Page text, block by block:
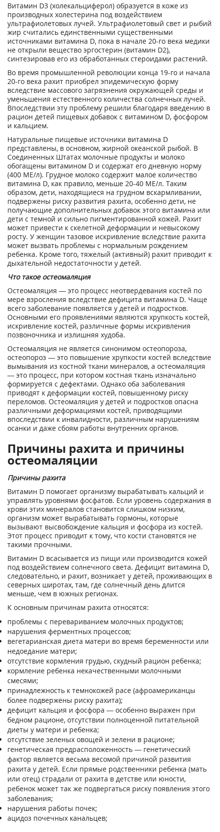
Витамин D3 (холекальциферол) образуется в коже из
производных холестерина под воздействием
ультрафиолетовых лучей. Ультрафиолетовый свет и рыбий
жир считались единственными существенными
источниками витамина D, пока в начале 20-го века медики
не открыли вещество эргостерин (витамин D2),
синтезировав его из обработанных стероидами растений.
Во время промышленной революции конца 19-го и начала
20-го века рахит приобрел эпидемическую форму
вследствие массового загрязнения окружающей среды и
уменьшения естественного количества солнечных лучей.
Впоследствии эту проблему решили благодаря введению в
рацион детей пищевых добавок с витамином D, фосфором
и кальцием.
Натуральные пищевые источники витамина D
представлены, в основном, жирной океанской рыбой. В
Соединенных Штатах молочные продукты и молоко
обогащены витамином D и содержат его дневную норму
(400 МЕ/л). Грудное молоко содержит малое количество
витамина D, как правило, меньше 20-40 МЕ/л. Таким
образом, дети, находящиеся на грудном вскармливании,
подвержены риску развития рахита, особенно дети, не
получающие дополнительных добавок этого витамина или
дети с темной и сильно пигментированной кожей. Рахит
может привести к скелетной деформации и невысокому
росту. У женщин тазовое искривление вследствие рахита
может вызвать проблемы с нормальным рождением
ребенка. Кроме того, тяжелый (активный) рахит приводит к
дыхательной недостаточности у детей.
Что такое остеомаляция
Остеомаляция — это процесс неотвердевания костей по
мере взросления вследствие дефицита витамина D. Чаще
всего заболевание появляется у детей и подростков.
Основными его проявлениями являются хрупкость костей,
искривление костей, различные формы искривления
позвоночника и излишняя худоба.
Остеомаляция не является синонимом остеопороза,
остеопороз — это повышение хрупкости костей вследствие
вымывания из костной ткани минералов, а остеомаляция
— это процесс, при котором костная ткань изначально
формируется с дефектами. Однако оба заболевания
приводят к деформации костей, повышенному риску
переломов. Остеомаляция у детей и подростков опасна
различными деформациями костей, приводящими
впоследствии к инвалидности, различным нарушениям
осанки и даже сбоям работы внутренних органов.
Причины рахита и причины
остеомаляции
Причины рахита
Витамин D помогает организму вырабатывать кальций и
управлять уровнями фосфатов. Если уровень содержания в
крови этих минералов становится слишком низким,
организм может вырабатывать гормоны, которые
вызывают высвобождение кальция и фосфора из костей.
Этот процесс приводит к тому, что кости становятся не
такими прочными.
Витамин D всасывается из пищи или производится кожей
под воздействием солнечного света. Дефицит витамина D,
следовательно, и рахит, возникает у детей, проживающих в
северных широтах, там, где солнечный день длится
меньше, чем в южных регионах.
К основным причинам рахита относятся:
проблемы с перевариванием молочных продуктов;
нарушения ферментных процессов;
вегетарианская диета матери во время беременности или
недоедание матери;
отсутствие кормления грудью, скудный рацион ребенка;
кормление ребенка некачественными молочными
смесями;
принадлежность к темнокожей расе (афроамериканцы
более подвержены риску рахита);
дефицит кальция и фосфора — особенно выражен при
бедном рационе, отсутствии полноценной питательной
диеты у матери и ребенка;
отсутствие зеленых овощей и зелени в рационе;
генетическая предрасположенность — генетический
фактор является весьма весомой причиной развития
рахита у детей. Если прямые родственники ребенка (мать
или отец) страдали от рахита в детстве или юности,
ребенок может так же подвергаться риску появления этого
заболевания;
нарушения работы почек;
ацидоз почечных канальцев;